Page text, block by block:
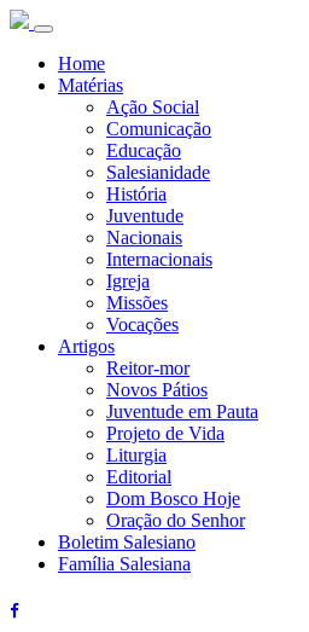
Home
Matérias
Ação Social
Comunicação
Educação
Salesianidade
História
Juventude
Nacionais
Internacionais
Igreja
Missões
Vocações
Artigos
Reitor-mor
Novos Pátios
Juventude em Pauta
Projeto de Vida
Liturgia
Editorial
Dom Bosco Hoje
Oração do Senhor
Boletim Salesiano
Família Salesiana